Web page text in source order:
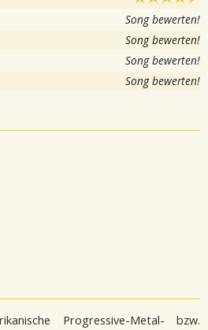
Song bewerten!
Song bewerten!
Song bewerten!
Song bewerten!
Progressive-Metal- bzw.